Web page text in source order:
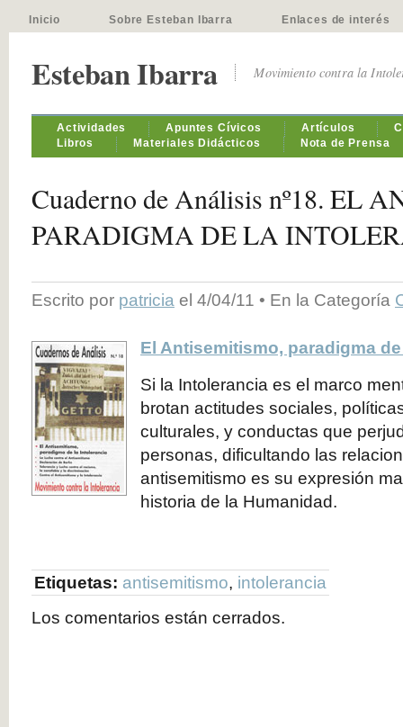
Inicio Sobre Esteban Ibarra Enlaces de interés
Esteban Ibarra Movimiento contra la
Actividades Apuntes Cívicos Artículos
Libros
Materiales Didácticos Nota de Prensa
Cuaderno de Análisis nº18. EL
PARADIGMA DE LA
Escrito por patricia el 4/04/11 • En la Categoría
El Antisemitismo, paradigma
Si la Intolerancia es el marco
brotan actitudes sociales,
culturales, y conductas que
personas, dificultando las
antisemitismo es su expresión
historia de la Humanidad.
Etiquetas: antisemitismo, intolerancia
Los comentarios están cerrados.